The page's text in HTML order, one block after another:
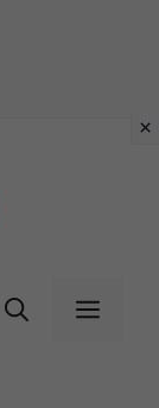
Menu